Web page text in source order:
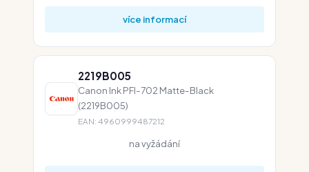
více informací
2219B005
Canon Ink PFI-702 Matte-Black
(2219B005)
EAN: 4960999487212
na vyžádání